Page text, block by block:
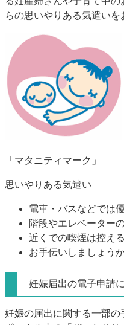
らの思いやりある気遣いを
「マタニティマーク」
思いやりある気遣い
電車・バスなどでは
階段やエレベーター
近くでの喫煙は控える
お手伝いしましょう
妊娠届出の電子申請
妊娠の届出に関する一部